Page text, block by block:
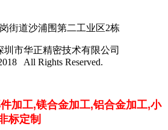
街道沙浦围第二工业区2栋
圳市华正精密技术有限公司
All Rights Reserved.
加工,镁合金加工,铝合金加工,小
标定制